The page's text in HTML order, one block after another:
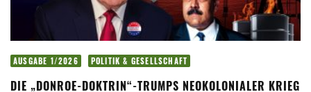
AUSGABE 1/2026 POLITIK & GESELLSCHAFT
DIE „DONROE-DOKTRIN“-TRUMPS NEOKOLONIALER KRIEG